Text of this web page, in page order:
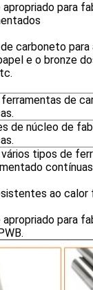
apropriado para
carboneto para
e o bronze
de
de núcleo de
tipos de
ao calor
apropriado para